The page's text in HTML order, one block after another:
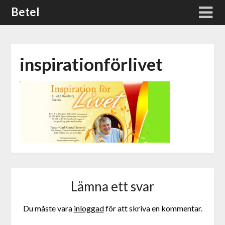
SkipBetel
inspirationförlivet
Lämna ett svar
Du måste vara inloggadför att skriva en kommentar.